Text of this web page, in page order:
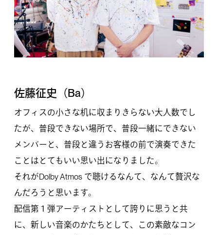
佐藤征史（Ba）
オフィスの小さな机に収まりきらない大人数でし
たが、普段できない場所で、普段一緒にできない
メンバーと、普段と違うお客様の前で演奏できた
ことはとてもいい思い出になりました。
それがDolby Atmos で聴けるなんて、なんて贅沢な
んだろうと思います。
配信第１弾アーティストとして誇りに思うと共
に、新しい音楽のかたちとして、この素敵なコン